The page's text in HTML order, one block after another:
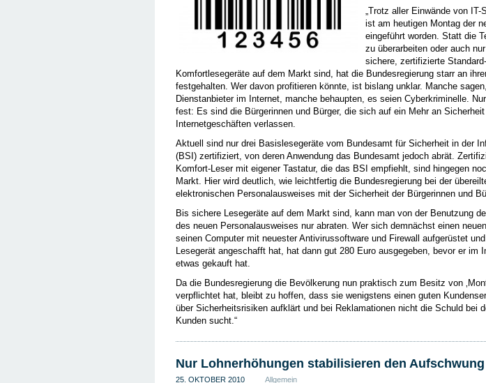
„Trotz aller Einwände von IT-
ist am heutigen Montag der
eingeführt worden. Statt die
zu überarbeiten oder auch
sichere, zertifizierte
Komfortlesegeräte auf dem Markt sind, hat die Bundesregierung starr an
festgehalten. Wer davon profitieren könnte, ist bislang unklar. Manche
Dienstanbieter im Internet, manche behaupten, es seien Cyberkriminelle.
fest: Es sind die Bürgerinnen und Bürger, die sich auf ein Mehr an Sicherheit
Internetgeschäften verlassen.
Aktuell sind nur drei Basislesegeräte vom Bundesamt für Sicherheit in der
(BSI) zertifiziert, von deren Anwendung das Bundesamt jedoch abrät.
Komfort-Leser mit eigener Tastatur, die das BSI empfiehlt, sind hingegen
Markt. Hier wird deutlich, wie leichtfertig die Bundesregierung bei der
elektronischen Personalausweises mit der Sicherheit der Bürgerinnen und
Bis sichere Lesegeräte auf dem Markt sind, kann man von der Benutzung
des neuen Personalausweises nur abraten. Wer sich demnächst einen
seinen Computer mit neuester Antivirussoftware und Firewall aufgerüstet
Lesegerät angeschafft hat, hat dann gut 280 Euro ausgegeben, bevor er im
etwas gekauft hat.
Da die Bundesregierung die Bevölkerung nun praktisch zum Besitz von
verpflichtet hat, bleibt zu hoffen, dass sie wenigstens einen guten
über Sicherheitsrisiken aufklärt und bei Reklamationen nicht die Schuld bei
Kunden sucht.“
Nur Lohnerhöhungen stabilisieren den Aufschwung
25. OKTOBER 2010 Allgemein